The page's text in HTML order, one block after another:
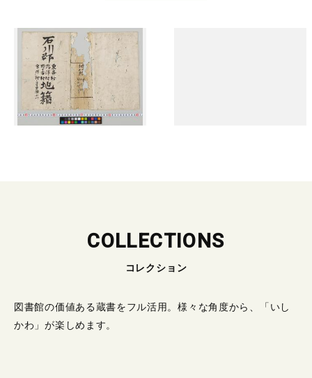
COLLECTIONS
コレクション
図書館の価値ある蔵書をフル活用。様々な角度から、「いし
かわ」が楽しめます。